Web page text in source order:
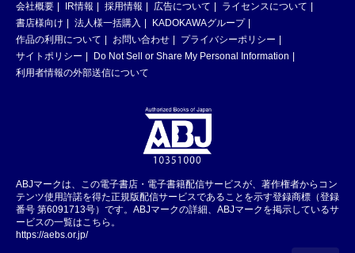
会社概要 IR情報 採用情報 広告について
ライセンスについて
書店様向け
法人様一括購入
KADOKAWAグループ
作品の利用について
お問い合わせ
プライバシーポリシー
サイトポリシー
Do Not Sell or Share My Personal Information
利用者情報の外部送信について
ABJマークは、この電子書店・電子書籍配信サービスが、著作権者からコン
テンツ使用許諾を得た正規版配信サービスであることを示す登録商標（登録
番号 第6091713号）です。ABJマークの詳細、ABJマークを掲示しているサ
ービスの一覧はこちら。
https://aebs.or.jp/